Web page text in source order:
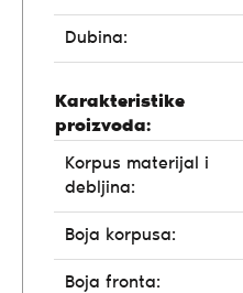
Dubina:
Karakteristike
proizvoda:
Korpus materijal i
debljina:
Boja korpusa:
Boja fronta: